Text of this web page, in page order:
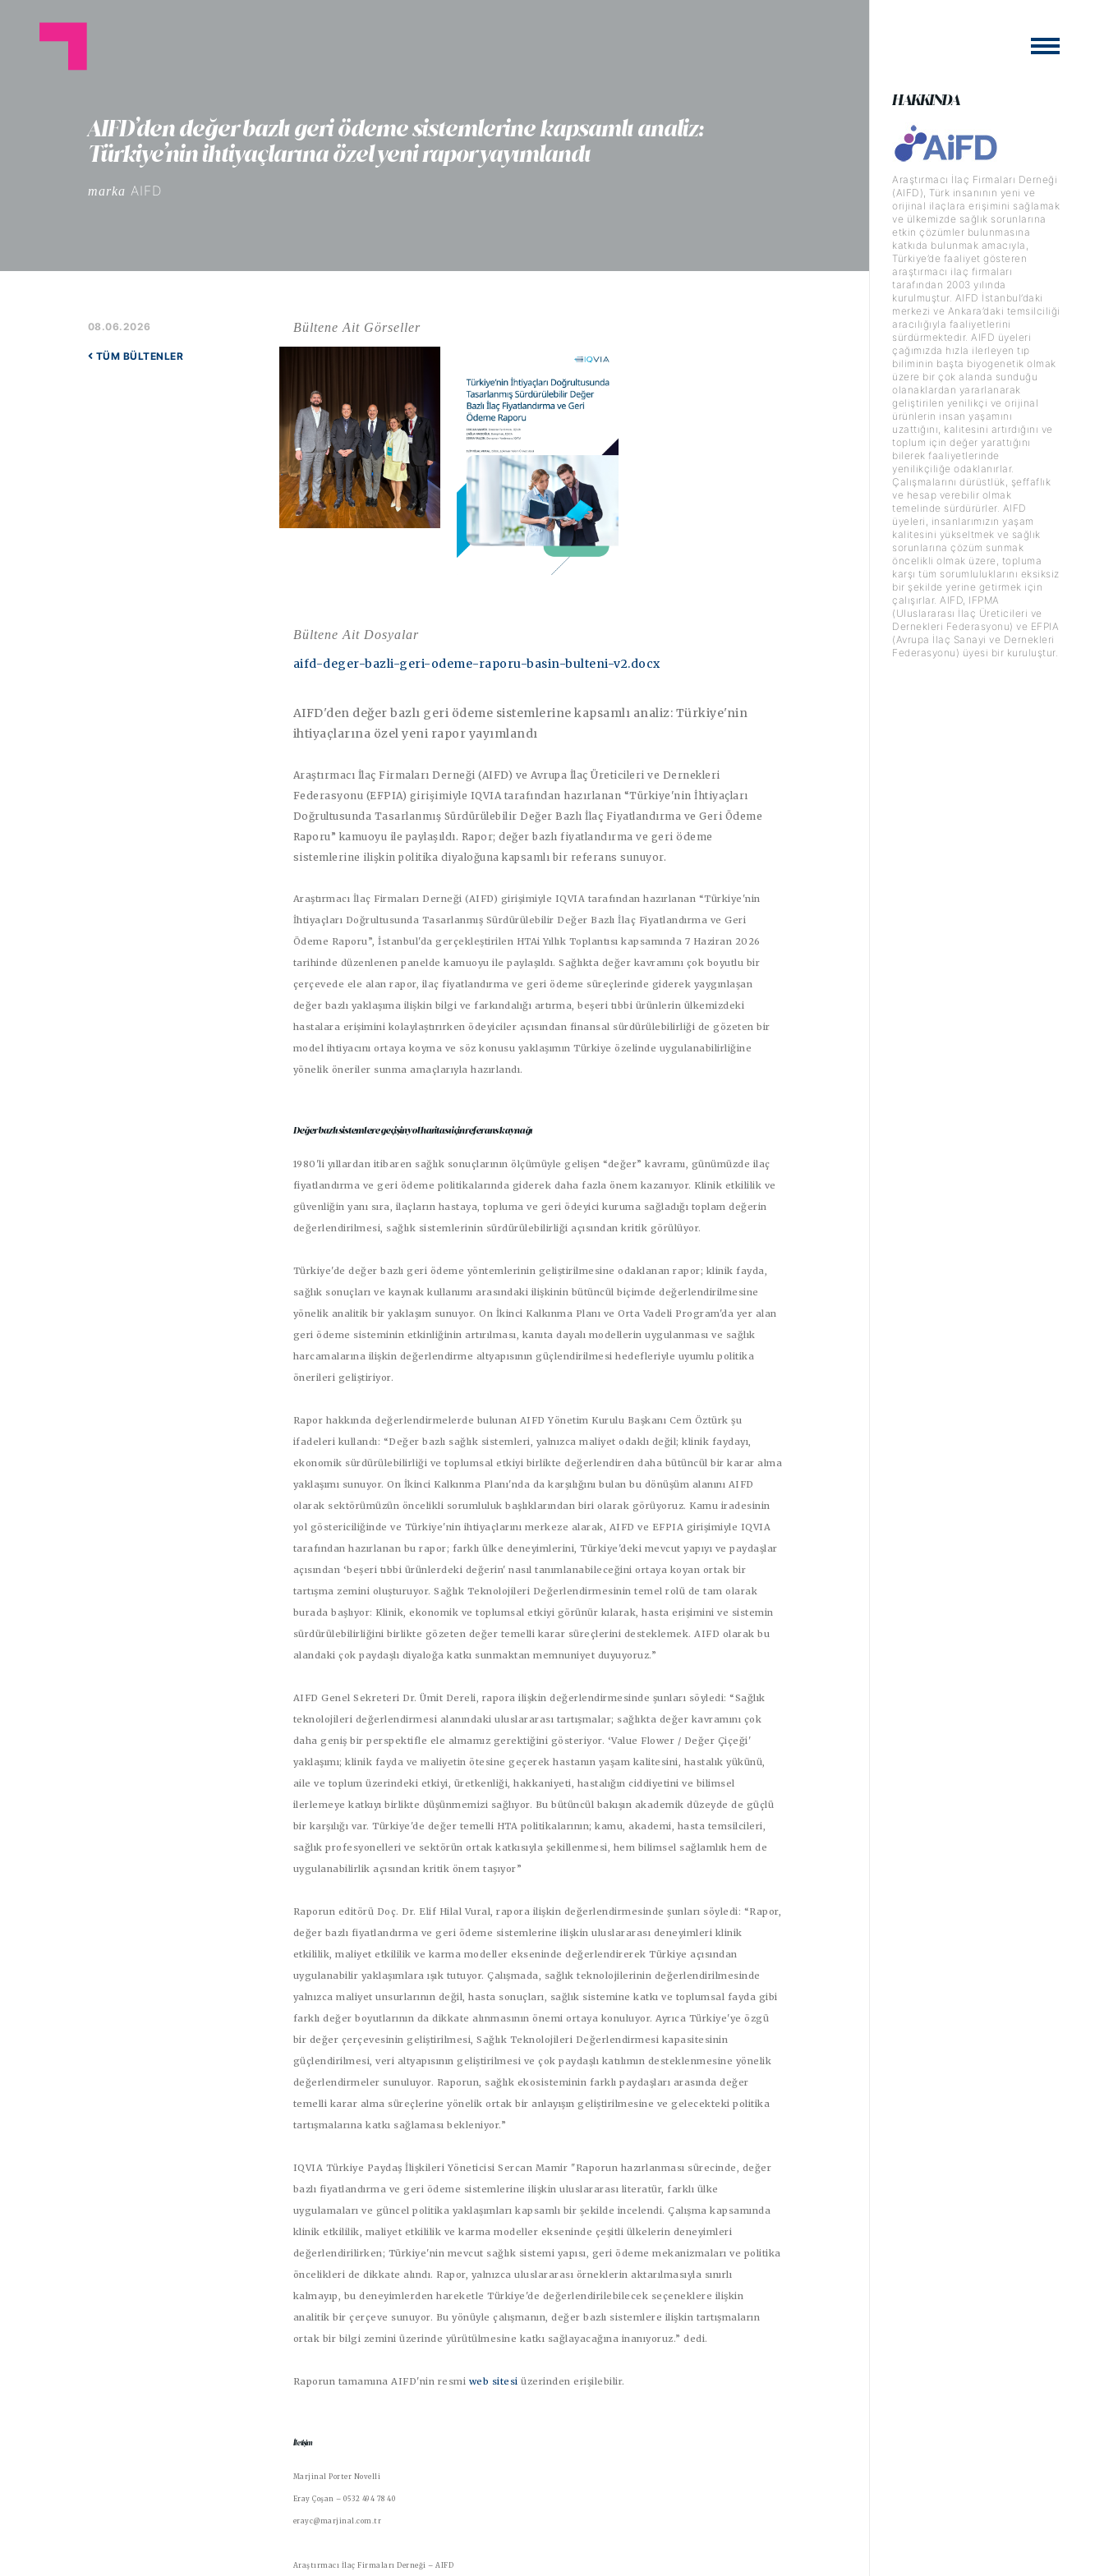
AIFD’den değer bazlı geri ödeme sistemlerine kapsamlı analiz:
Türkiye’nin ihtiyaçlarına özel yeni rapor yayımlandı
marka AIFD
08.06.2026
TÜM BÜLTENLER
Bültene Ait Görseller
Bültene Ait Dosyalar
aifd-deger-bazli-geri-odeme-raporu-basin-bulteni-v2.docx
AIFD'den değer bazlı geri ödeme sistemlerine kapsamlı analiz: Türkiye'nin
ihtiyaçlarına özel yeni rapor yayımlandı
Araştırmacı İlaç Firmaları Derneği (AIFD) ve Avrupa İlaç Üreticileri ve Dernekleri
Federasyonu (EFPIA) girişimiyle IQVIA tarafından hazırlanan “Türkiye'nin İhtiyaçları
Doğrultusunda Tasarlanmış Sürdürülebilir Değer Bazlı İlaç Fiyatlandırma ve Geri Ödeme
Raporu” kamuoyu ile paylaşıldı. Rapor; değer bazlı fiyatlandırma ve geri ödeme
sistemlerine ilişkin politika diyaloğuna kapsamlı bir referans sunuyor.
Araştırmacı İlaç Firmaları Derneği (AIFD) girişimiyle IQVIA tarafından hazırlanan “Türkiye'nin
İhtiyaçları Doğrultusunda Tasarlanmış Sürdürülebilir Değer Bazlı İlaç Fiyatlandırma ve Geri
Ödeme Raporu”, İstanbul'da gerçekleştirilen HTAi Yıllık Toplantısı kapsamında 7 Haziran 2026
tarihinde düzenlenen panelde kamuoyu ile paylaşıldı. Sağlıkta değer kavramını çok boyutlu bir
çerçevede ele alan rapor, ilaç fiyatlandırma ve geri ödeme süreçlerinde giderek yaygınlaşan
değer bazlı yaklaşıma ilişkin bilgi ve farkındalığı artırma, beşeri tıbbi ürünlerin ülkemizdeki
hastalara erişimini kolaylaştırırken ödeyiciler açısından finansal sürdürülebilirliği de gözeten bir
model ihtiyacını ortaya koyma ve söz konusu yaklaşımın Türkiye özelinde uygulanabilirliğine
yönelik öneriler sunma amaçlarıyla hazırlandı.
Değer bazlı sistemlere geçişin yol haritası için referans kaynağı
1980'li yıllardan itibaren sağlık sonuçlarının ölçümüyle gelişen “değer” kavramı, günümüzde ilaç
fiyatlandırma ve geri ödeme politikalarında giderek daha fazla önem kazanıyor. Klinik etkililik ve
güvenliğin yanı sıra, ilaçların hastaya, topluma ve geri ödeyici kuruma sağladığı toplam değerin
değerlendirilmesi, sağlık sistemlerinin sürdürülebilirliği açısından kritik görülüyor.
Türkiye'de değer bazlı geri ödeme yöntemlerinin geliştirilmesine odaklanan rapor; klinik fayda,
sağlık sonuçları ve kaynak kullanımı arasındaki ilişkinin bütüncül biçimde değerlendirilmesine
yönelik analitik bir yaklaşım sunuyor. On İkinci Kalkınma Planı ve Orta Vadeli Program'da yer alan
geri ödeme sisteminin etkinliğinin artırılması, kanıta dayalı modellerin uygulanması ve sağlık
harcamalarına ilişkin değerlendirme altyapısının güçlendirilmesi hedefleriyle uyumlu politika
önerileri geliştiriyor.
Rapor hakkında değerlendirmelerde bulunan AIFD Yönetim Kurulu Başkanı Cem Öztürk şu
ifadeleri kullandı: “Değer bazlı sağlık sistemleri, yalnızca maliyet odaklı değil; klinik faydayı,
ekonomik sürdürülebilirliği ve toplumsal etkiyi birlikte değerlendiren daha bütüncül bir karar alma
yaklaşımı sunuyor. On İkinci Kalkınma Planı'nda da karşılığını bulan bu dönüşüm alanını AIFD
olarak sektörümüzün öncelikli sorumluluk başlıklarından biri olarak görüyoruz. Kamu iradesinin
yol göstericiliğinde ve Türkiye'nin ihtiyaçlarını merkeze alarak, AIFD ve EFPIA girişimiyle IQVIA
tarafından hazırlanan bu rapor; farklı ülke deneyimlerini, Türkiye'deki mevcut yapıyı ve paydaşlar
açısından ‘beşeri tıbbi ürünlerdeki değerin' nasıl tanımlanabileceğini ortaya koyan ortak bir
tartışma zemini oluşturuyor. Sağlık Teknolojileri Değerlendirmesinin temel rolü de tam olarak
burada başlıyor: Klinik, ekonomik ve toplumsal etkiyi görünür kılarak, hasta erişimini ve sistemin
sürdürülebilirliğini birlikte gözeten değer temelli karar süreçlerini desteklemek. AIFD olarak bu
alandaki çok paydaşlı diyaloğa katkı sunmaktan memnuniyet duyuyoruz.”
AIFD Genel Sekreteri Dr. Ümit Dereli, rapora ilişkin değerlendirmesinde şunları söyledi: “Sağlık
teknolojileri değerlendirmesi alanındaki uluslararası tartışmalar; sağlıkta değer kavramını çok
daha geniş bir perspektifle ele almamız gerektiğini gösteriyor. ‘Value Flower / Değer Çiçeği'
yaklaşımı; klinik fayda ve maliyetin ötesine geçerek hastanın yaşam kalitesini, hastalık yükünü,
aile ve toplum üzerindeki etkiyi, üretkenliği, hakkaniyeti, hastalığın ciddiyetini ve bilimsel
ilerlemeye katkıyı birlikte düşünmemizi sağlıyor. Bu bütüncül bakışın akademik düzeyde de güçlü
bir karşılığı var. Türkiye'de değer temelli HTA politikalarının; kamu, akademi, hasta temsilcileri,
sağlık profesyonelleri ve sektörün ortak katkısıyla şekillenmesi, hem bilimsel sağlamlık hem de
uygulanabilirlik açısından kritik önem taşıyor”
Raporun editörü Doç. Dr. Elif Hilal Vural, rapora ilişkin değerlendirmesinde şunları söyledi: “Rapor,
değer bazlı fiyatlandırma ve geri ödeme sistemlerine ilişkin uluslararası deneyimleri klinik
etkililik, maliyet etkililik ve karma modeller ekseninde değerlendirerek Türkiye açısından
uygulanabilir yaklaşımlara ışık tutuyor. Çalışmada, sağlık teknolojilerinin değerlendirilmesinde
yalnızca maliyet unsurlarının değil, hasta sonuçları, sağlık sistemine katkı ve toplumsal fayda gibi
farklı değer boyutlarının da dikkate alınmasının önemi ortaya konuluyor. Ayrıca Türkiye'ye özgü
bir değer çerçevesinin geliştirilmesi, Sağlık Teknolojileri Değerlendirmesi kapasitesinin
güçlendirilmesi, veri altyapısının geliştirilmesi ve çok paydaşlı katılımın desteklenmesine yönelik
değerlendirmeler sunuluyor. Raporun, sağlık ekosisteminin farklı paydaşları arasında değer
temelli karar alma süreçlerine yönelik ortak bir anlayışın geliştirilmesine ve gelecekteki politika
tartışmalarına katkı sağlaması bekleniyor.”
IQVIA Türkiye Paydaş İlişkileri Yöneticisi Sercan Mamir ''Raporun hazırlanması sürecinde, değer
bazlı fiyatlandırma ve geri ödeme sistemlerine ilişkin uluslararası literatür, farklı ülke
uygulamaları ve güncel politika yaklaşımları kapsamlı bir şekilde incelendi. Çalışma kapsamında
klinik etkililik, maliyet etkililik ve karma modeller ekseninde çeşitli ülkelerin deneyimleri
değerlendirilirken; Türkiye'nin mevcut sağlık sistemi yapısı, geri ödeme mekanizmaları ve politika
öncelikleri de dikkate alındı. Rapor, yalnızca uluslararası örneklerin aktarılmasıyla sınırlı
kalmayıp, bu deneyimlerden hareketle Türkiye'de değerlendirilebilecek seçeneklere ilişkin
analitik bir çerçeve sunuyor. Bu yönüyle çalışmanın, değer bazlı sistemlere ilişkin tartışmaların
ortak bir bilgi zemini üzerinde yürütülmesine katkı sağlayacağına inanıyoruz.” dedi.
Raporun tamamına AIFD'nin resmi web sitesi üzerinden erişilebilir.
İletişim
Marjinal Porter Novelli
Eray Çoşan – 0532 494 78 40
erayc@marjinal.com.tr
Araştırmacı İlaç Firmaları Derneği – AIFD
HAKKINDA
Araştırmacı İlaç Firmaları Derneği
(AIFD), Türk insanının yeni ve
orijinal ilaçlara erişimini sağlamak
ve ülkemizde sağlık sorunlarına
etkin çözümler bulunmasına
katkıda bulunmak amacıyla,
Türkiye’de faaliyet gösteren
araştırmacı ilaç firmaları
tarafından 2003 yılında
kurulmuştur. AIFD İstanbul’daki
merkezi ve Ankara’daki temsilciliği
aracılığıyla faaliyetlerini
sürdürmektedir. AIFD üyeleri
çağımızda hızla ilerleyen tıp
biliminin başta biyogenetik olmak
üzere bir çok alanda sunduğu
olanaklardan yararlanarak
geliştirilen yenilikçi ve orijinal
ürünlerin insan yaşamını
uzattığını, kalitesini artırdığını ve
toplum için değer yarattığını
bilerek faaliyetlerinde
yenilikçiliğe odaklanırlar.
Çalışmalarını dürüstlük, şeffaflık
ve hesap verebilir olmak
temelinde sürdürürler. AIFD
üyeleri, insanlarımızın yaşam
kalitesini yükseltmek ve sağlık
sorunlarına çözüm sunmak
öncelikli olmak üzere, topluma
karşı tüm sorumluluklarını eksiksiz
bir şekilde yerine getirmek için
çalışırlar. AIFD, IFPMA
(Uluslararası İlaç Üreticileri ve
Dernekleri Federasyonu) ve EFPIA
(Avrupa İlaç Sanayi ve Dernekleri
Federasyonu) üyesi bir kuruluştur.